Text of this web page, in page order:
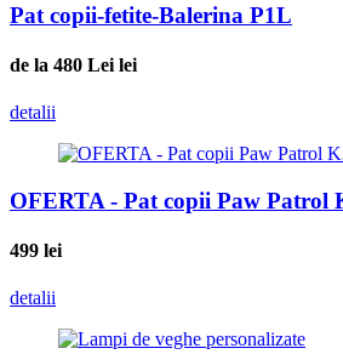
Pat copii-fetite-Balerina P1L
de la 480 Lei lei
detalii
OFERTA - Pat copii Paw Patrol
499 lei
detalii